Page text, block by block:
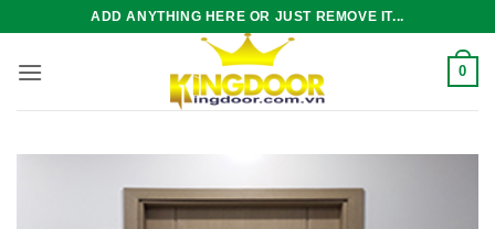
nội
ADD ANYTHING HERE OR JUST REMOVE IT...
0